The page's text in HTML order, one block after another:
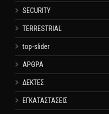
SECURITY
TERRESTRIAL
top-slider
ΑΡΘΡΑ
ΔΕΚΤΕΣ
ΕΓΚΑΤΑΣΤΑΣΕΙΣ